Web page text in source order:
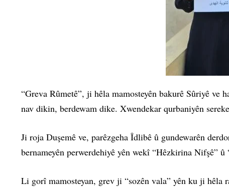
“Greva Rûmetê”, ji hêla mamosteyên bakurê Sûriyê
nav dikin, berdewam dike. Xwendekar qurbaniyên
Ji roja Duşemê ve, parêzgeha Îdlibê û gundewarên
bernameyên perwerdehiyê yên wekî “Hêzkirina Nifşê”
Li gorî mamosteyan, grev ji “sozên vala” yên ku ji hêla